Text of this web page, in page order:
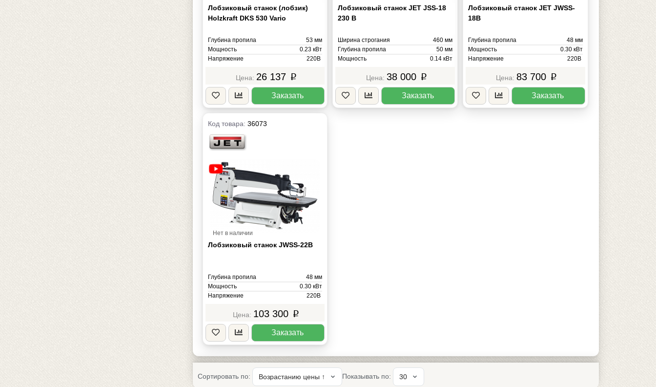
Лобзиковый станок (лобзик)
Holzkraft DKS 530 Vario
Глубина пропила
53 мм
Мощность
0.23 кВт
Напряжение
220В
26 137 p
Заказать
Лобзиковый станок JET JSS-18
230 В
Ширина строгания
460 мм
Глубина пропила
50 мм
Мощность
0.14 кВт
38 000 p
Заказать
Лобзиковый станок JET JWSS-
18B
Глубина пропила
48 мм
Мощность
0.30 кВт
Напряжение
220В
83 700 p
Заказать
Код товара: 36073
Нет в наличии
Лобзиковый станок JWSS-22B
Глубина пропила
48 мм
Мощность
0.30 кВт
Напряжение
220В
103 300 p
Заказать
Сортировать по: Показывать по: